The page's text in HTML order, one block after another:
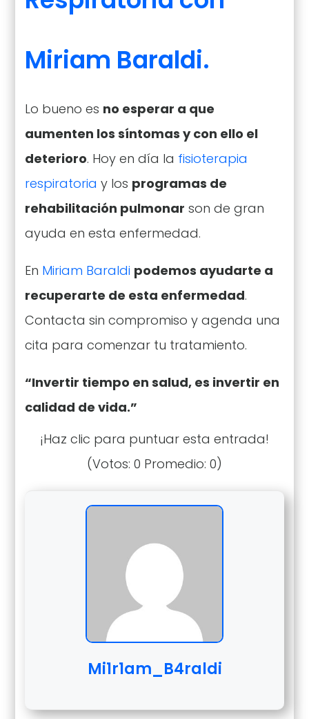
Miriam Baraldi.
Lo bueno es no esperar a que
aumenten los síntomas y con ello el
deterioro. Hoy en día la fisioterapia
respiratoria y los programas de
rehabilitación pulmonar son de gran
ayuda en esta enfermedad.
En Miriam Baraldi podemos ayudarte a
recuperarte de esta enfermedad.
Contacta sin compromiso y agenda una
cita para comenzar tu tratamiento.
“Invertir tiempo en salud, es invertir en
calidad de vida.”
¡Haz clic para puntuar esta entrada!
(Votos: 0 Promedio: 0)
Mi1r1am_B4raldi